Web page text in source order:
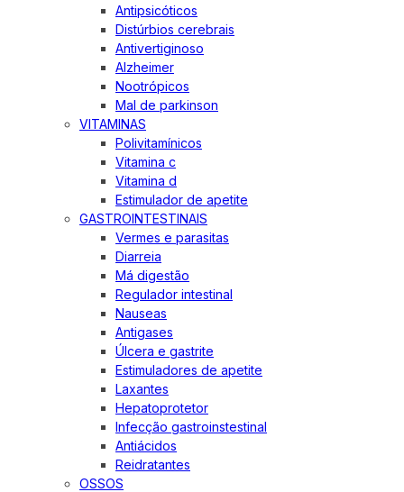
Antipsicóticos
Distúrbios cerebrais
Antivertiginoso
Alzheimer
Nootrópicos
Mal de parkinson
VITAMINAS
Polivitamínicos
Vitamina c
Vitamina d
Estimulador de apetite
GASTROINTESTINAIS
Vermes e parasitas
Diarreia
Má digestão
Regulador intestinal
Nauseas
Antigases
Úlcera e gastrite
Estimuladores de apetite
Laxantes
Hepatoprotetor
Infecção gastroinstestinal
Antiácidos
Reidratantes
OSSOS